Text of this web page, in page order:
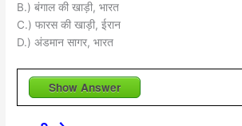
B.) बंगाल की खाड़ी, भारत
C.) फारस की खाड़ी, ईरान
D.) अंडमान सागर, भारत
Show Answer